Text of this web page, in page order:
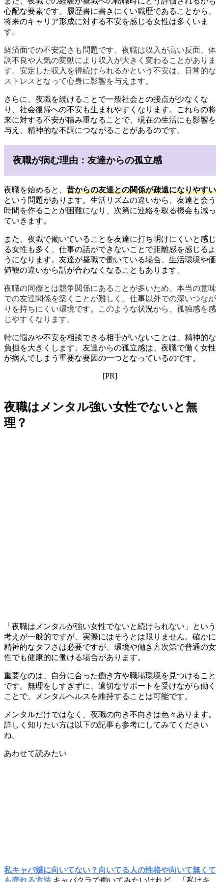
心配な要素です。履歴書に書きにくい職歴であることから、
将来のキャリア形成に対する不安を感じる女性は多くいま
す。
経済面での不安定さも問題です。夜職は収入が高い反面、体
調不良や人気の変動により収入が大きく変わることがありま
す。安定した収入を得続けられるかという不安は、日常的な
ストレスとなって心身に影響を与えます。
さらに、夜職を続けることで一般社会との接点が少なくな
り、社会復帰への不安も生まれやすくなります。これらの将
来に対する不安が積み重なることで、現在の生活にも影響を
与え、精神的な不調につながることがあるのです。
夜職が病む理由：友達からの孤立感
夜職を始めると、 昔からの友達との関係が疎遠になりやすい
という問題があります。生活リズムの違いから、友達と会う
時間を作ることが困難になり、次第に連絡を取る機会も減っ
ていきます。
また、夜職で働いていることを友達に打ち明けにくいと感じ
る女性も多く、仕事の話ができないことで距離感を感じるよ
うになります。友達が昼職で働いている場合、生活環境や価
値観の違いから話が合わなくなることもあります。
夜職の同僚とは競争関係にあることが多いため、本当の意味
での友達関係を築くことが難しく、仕事以外での深いつなが
りを持ちにくい環境です。このような状況から、孤独感を感
じやすくなります。
特に悩みや不安を相談できる相手がいないことは、精神的な
負担を大きくします。友達からの孤立感は、夜職で働く女性
が病んでしまう重要な要因の一つとなっているのです。
[PR]
夜職はメンタル強い女性でないと無
理？
「夜職はメンタルが強い女性でないと続けられない」という
考えが一般的ですが、実際にはそうとは限りません。確かに
精神的なタフさは必要ですが、環境や働き方次第で普通の女
性でも健康的に働ける場合があります。
重要なのは、自分に合った働き方や職場環境を見つけること
です。無理をしすぎずに、適切なサポートを受けながら働く
ことで、メンタルヘルスを維持することは可能です。
メンタルだけではなく、夜職の向き不向きは色々あります。
詳しく知りたい方は以下の記事も参考にしてみてください
ね。
あわせて読みたい
私キャバ嬢に向いてない？向いてる人の性格や向いて無くて
も売れる方法 キャバクラで働いてみたいけれど、「私はキ